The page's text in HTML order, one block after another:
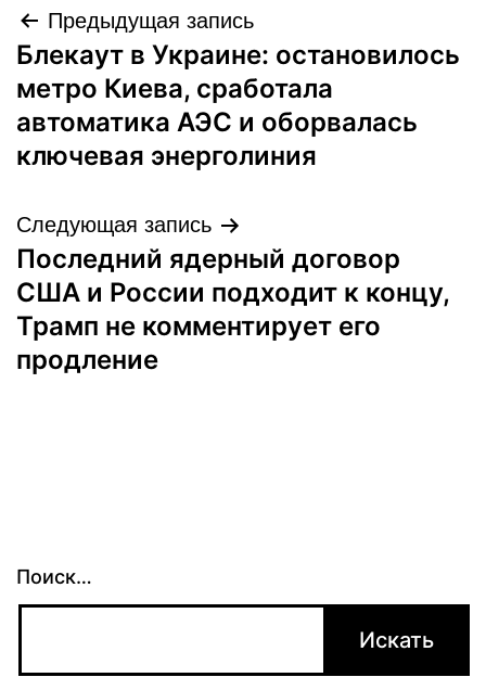
Навигация
по
записям
Предыдущая запись
Блекаут в Украине: остановилось
метро Киева, сработала
автоматика АЭС и оборвалась
ключевая энерголиния
Следующая запись
Последний ядерный договор
США и России подходит к концу,
Трамп не комментирует его
продление
Поиск…